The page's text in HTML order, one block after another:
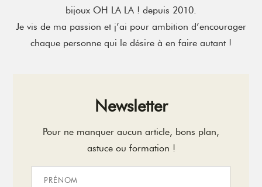
bijoux OH LA LA ! depuis 2010.
Je vis de ma passion et j’ai pour ambition d’encourager
chaque personne qui le désire à en faire autant !
Newsletter
Pour ne manquer aucun article, bons plan,
astuce ou formation !